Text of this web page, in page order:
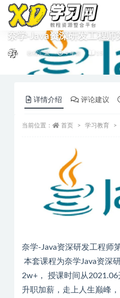
奈学-Java资深研发工程师
教程汇聚 4 年前
详情介绍 评论建议
当前位置： 首页 学习教育
奈学-Java资深研发工程师
本套课程为奈学Java资深
2w+， 授课时间从2021.06
升职加薪，走上人生巅峰